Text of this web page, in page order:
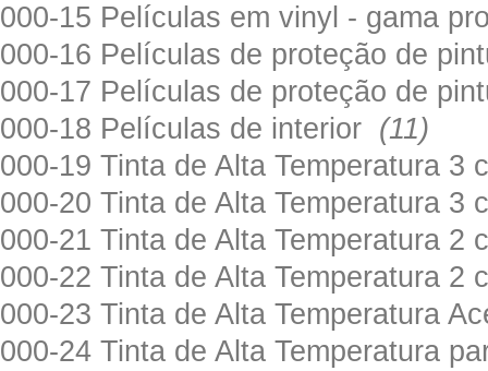
000-15 Películas em vinyl - gama
000-16 Películas de proteção de
000-17 Películas de proteção de
000-18 Películas de interior (11)
000-19 Tinta de Alta Temperatura
000-20 Tinta de Alta Temperatura
000-21 Tinta de Alta Temperatura
000-22 Tinta de Alta Temperatura
000-23 Tinta de Alta Temperatura
000-24 Tinta de Alta Temperatura